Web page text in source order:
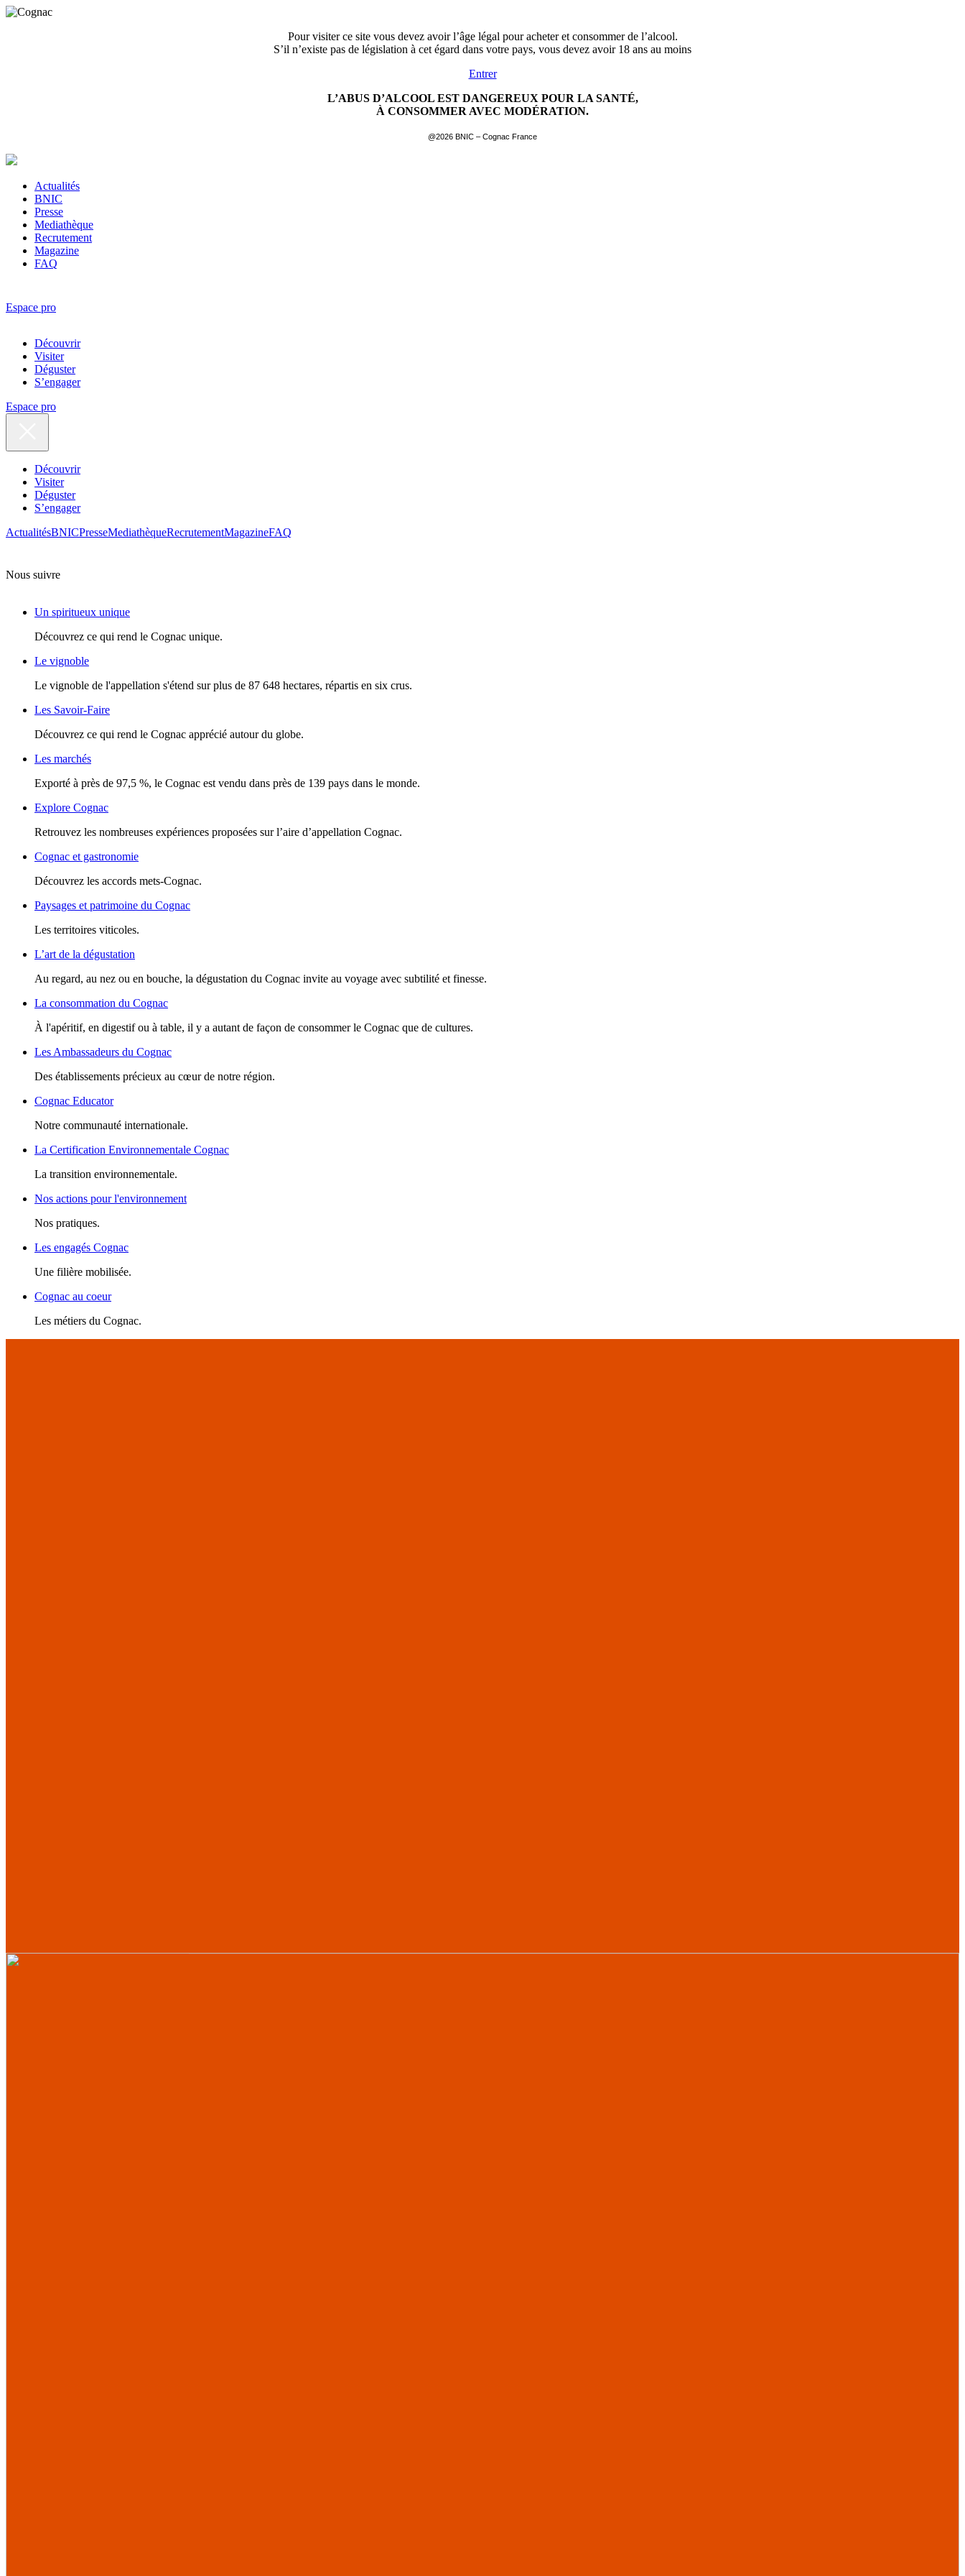
Pour visiter ce site vous devez avoir l’âge légal pour acheter et consommer de l’alcool.
S’il n’existe pas de législation à cet égard dans votre pays, vous devez avoir 18 ans au moins
Entrer
L’ABUS D’ALCOOL EST DANGEREUX POUR LA SANTÉ,
À CONSOMMER AVEC MODÉRATION.
@2026 BNIC – Cognac France
Actualités
BNIC
Presse
Mediathèque
Recrutement
Magazine
FAQ
Espace pro
Découvrir
Visiter
Déguster
S’engager
Espace pro
Découvrir
Visiter
Déguster
S’engager
ActualitésBNICPresseMediathèqueRecrutementMagazineFAQ
Nous suivre
Un spiritueux unique
Découvrez ce qui rend le Cognac unique.
Le vignoble
Le vignoble de l'appellation s'étend sur plus de 87 648 hectares, répartis en six crus.
Les Savoir-Faire
Découvrez ce qui rend le Cognac apprécié autour du globe.
Les marchés
Exporté à près de 97,5 %, le Cognac est vendu dans près de 139 pays dans le monde.
Explore Cognac
Retrouvez les nombreuses expériences proposées sur l’aire d’appellation Cognac.
Cognac et gastronomie
Découvrez les accords mets-Cognac.
Paysages et patrimoine du Cognac
Les territoires viticoles.
L’art de la dégustation
Au regard, au nez ou en bouche, la dégustation du Cognac invite au voyage avec subtilité et finesse.
La consommation du Cognac
À l'apéritif, en digestif ou à table, il y a autant de façon de consommer le Cognac que de cultures.
Les Ambassadeurs du Cognac
Des établissements précieux au cœur de notre région.
Cognac Educator
Notre communauté internationale.
La Certification Environnementale Cognac
La transition environnementale.
Nos actions pour l'environnement
Nos pratiques.
Les engagés Cognac
Une filière mobilisée.
Cognac au coeur
Les métiers du Cognac.